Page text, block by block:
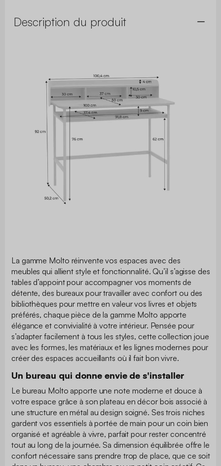
Description du produit
La gamme Molto réinvente vos espaces avec des
meubles qui allient style et fonctionnalité. Qu’il s’agisse des
tables d’appoint pour accompagner vos moments de
détente, des bureaux pour travailler avec confort ou des
bibliothèques pour mettre en valeur vos livres et objets
préférés, chaque pièce de la gamme Molto apporte
élégance et convivialité à votre intérieur. Pensée pour
s’adapter facilement à tous les styles, cette collection joue
avec les formes, les matériaux et les lignes modernes pour
créer des espaces accueillants où il fait bon vivre.
Un bureau qui donne envie de s'installer
Le bureau Molto apporte une note moderne et douce à
votre espace grâce à son plateau en décor bois associé à
une structure en métal au design soigné. Ses trois niches
gardent vos essentiels à portée de main pour un coin bien
organisé et agréable à vivre, parfait pour rester concentré
tout au long de la journée. Sa dimension équilibrée offre le
confort nécessaire sans prendre trop de place, que ce soit